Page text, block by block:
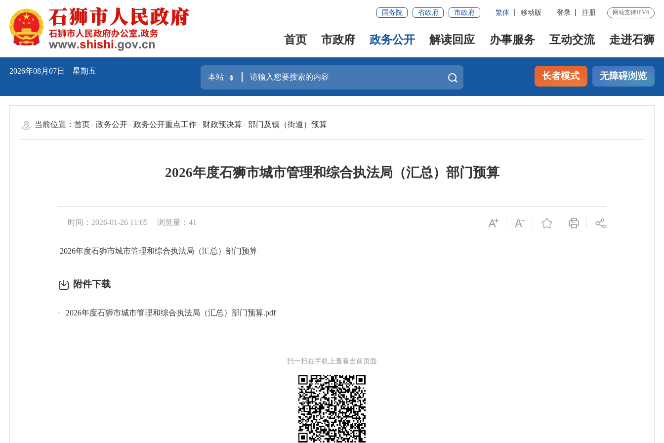
国务院 省政府 市政府 繁体 移动版 登录 注册 网站支持IPV6
首页 市政府 政务公开 解读回应 办事服务 互动交流 走进石狮
2026年08月07日 星期五 长者模式 无障碍浏览
当前位置：首页 政务公开 政务公开重点工作 财政预决算 部门及镇（街道）预算
2026年度石狮市城市管理和综合执法局（汇总）部门预算
时间：2026-01-26 11:05 浏览量： 41
2026年度石狮市城市管理和综合执法局（汇总）部门预算
附件下载
2026年度石狮市城市管理和综合执法局（汇总）部门预算.pdf
扫一扫在手机上查看当前页面